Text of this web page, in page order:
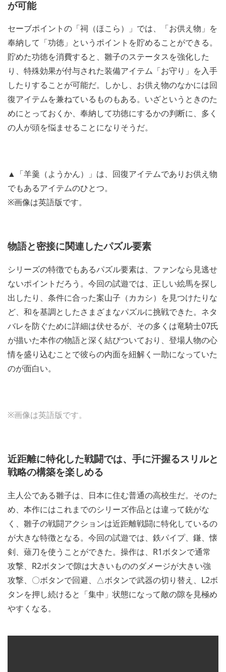
が可能
セーブポイントの「祠（ほこら）」では、「お供え物」を
奉納して「功徳」というポイントを貯めることができる。
貯めた功徳を消費すると、雛子のステータスを強化した
り、特殊効果が付与された装備アイテム「お守り」を入手
したりすることが可能だ。しかし、お供え物のなかには回
復アイテムを兼ねているものもある。いざというときのた
めにとっておくか、奉納して功徳にするかの判断に、多く
の人が頭を悩ませることになりそうだ。
▲「羊羹（ようかん）」は、回復アイテムでありお供え物
でもあるアイテムのひとつ。
※画像は英語版です。
物語と密接に関連したパズル要素
シリーズの特徴でもあるパズル要素は、ファンなら見逃せ
ないポイントだろう。今回の試遊では、正しい絵馬を探し
出したり、条件に合った案山子（カカシ）を見つけたりな
ど、和を基調としたさまざまなパズルに挑戦できた。ネタ
バレを防ぐために詳細は伏せるが、その多くは竜騎士07氏
が描いた本作の物語と深く結びついており、登場人物の心
情を盛り込むことで彼らの内面を紐解く一助になっていた
のが面白い。
※画像は英語版です。
近距離に特化した戦闘では、手に汗握るスリルと
戦略の構築を楽しめる
主人公である雛子は、日本に住む普通の高校生だ。そのた
め、本作にはこれまでのシリーズ作品とは違って銃がな
く、雛子の戦闘アクションは近距離戦闘に特化しているの
が大きな特徴となる。今回の試遊では、鉄パイプ、鎌、懐
剣、薙刀を使うことができた。操作は、R1ボタンで通常
攻撃、R2ボタンで隙は大きいもののダメージが大きい強
攻撃、〇ボタンで回避、△ボタンで武器の切り替え、L2ボ
タンを押し続けると「集中」状態になって敵の隙を見極め
やすくなる。